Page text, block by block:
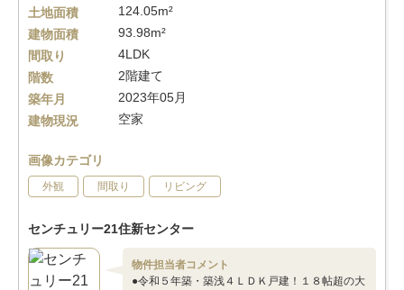
土地面積
124.05m²
建物面積
93.98m²
間取り
4LDK
階数
2階建て
築年月
2023年05月
建物現況
空家
画像カテゴリ
外観 間取り リビング
センチュリー21住新センター
物件担当者コメント
●令和５年築・築浅４ＬＤＫ戸建！１８帖超の大